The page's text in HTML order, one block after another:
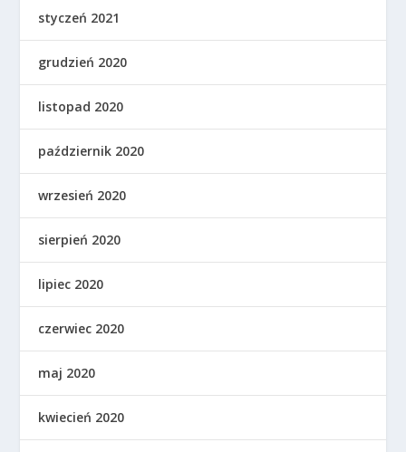
styczeń 2021
grudzień 2020
listopad 2020
październik 2020
wrzesień 2020
sierpień 2020
lipiec 2020
czerwiec 2020
maj 2020
kwiecień 2020